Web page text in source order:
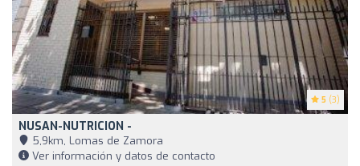
5 (3)
NUSAN-NUTRICION -
5,9km, Lomas de Zamora
Ver información y datos de contacto